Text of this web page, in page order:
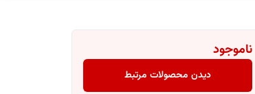
ناموجود
دیدن محصولات مرتبط